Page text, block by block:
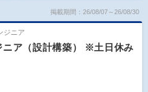
掲載期間：26/08/07～26/08/30
ジニア
ニア（設計構築） ※土日休み